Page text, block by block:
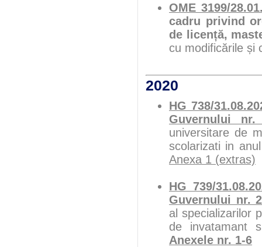
OME 3199/
cadru privind
de licență,
cu modificările și
2020
HG 738/
Guvernului nr.
universitare de
scolarizati in
Anexa 1 (extras)
HG 739/
Guvernului nr.
al specializarilor
de invatamant
Anexele nr. 1-6